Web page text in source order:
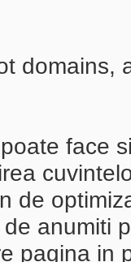
domains,
face
de
anumiti
pagina in